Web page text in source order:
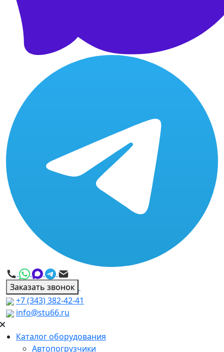
Заказать звонок
+7 (343) 382-42-41
info@stu66.ru
Каталог оборудования
Автопогрузчики